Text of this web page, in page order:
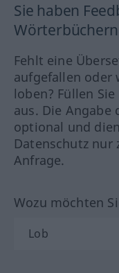
Sie haben
Fehlt eine
aufgefallen oder
loben? Füllen
aus. Die Angabe
optional und
Datenschutz
Anfrage.
Wozu möchten